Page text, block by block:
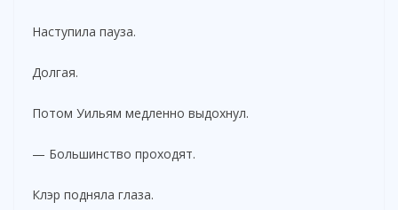
Наступила пауза.
Долгая.
Потом Уильям медленно выдохнул.
— Большинство проходят.
Клэр подняла глаза.